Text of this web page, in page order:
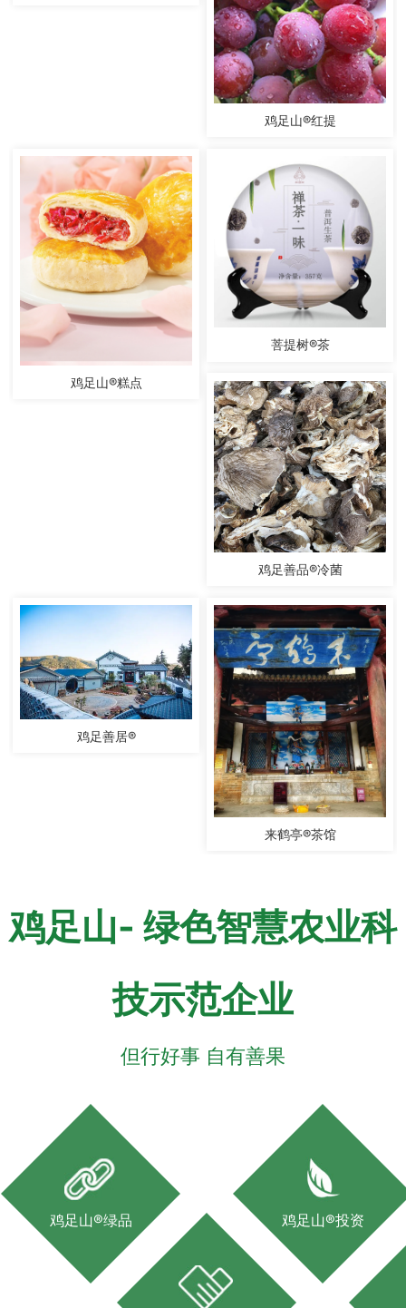
鸡足山®红提
鸡足山®糕点
菩提树®茶
鸡足善品®冷菌
鸡足善居®
来鹤亭®茶馆
鸡足山- 绿色智慧农业科
技示范企业
但行好事 自有善果
鸡足山®绿品 鸡足山®投资